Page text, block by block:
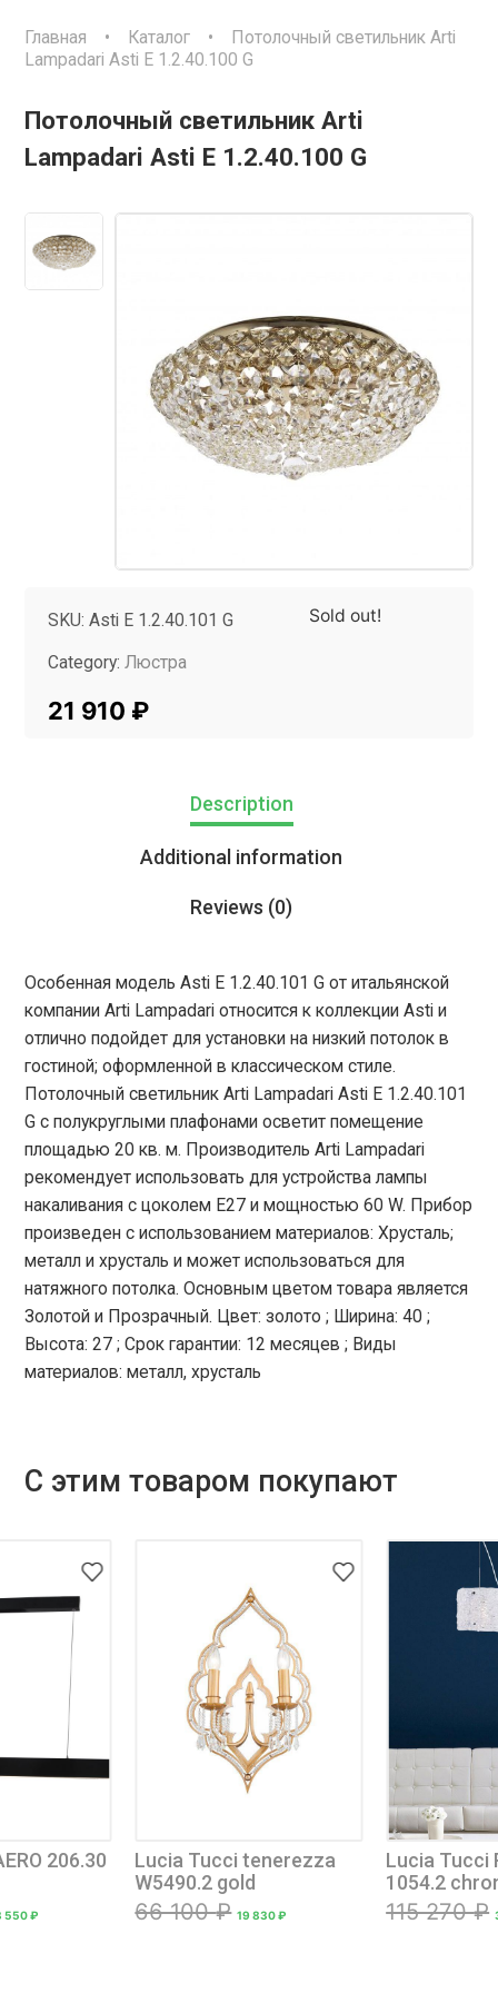
Главная • Каталог •
Потолочный светильник Arti
Lampadari Asti E 1.2.40.100 G
Потолочный светильник Arti
Lampadari Asti E 1.2.40.100 G
SKU: Asti E 1.2.40.101 G
Category: Люстра
Tag: InMyRoom
Sold out!
21 910 ₽
Description
Additional information
Reviews (0)
Особенная модель Asti E 1.2.40.101 G от итальянской
компании Arti Lampadari относится к коллекции Asti и
отлично подойдет для установки на низкий потолок в
гостиной; оформленной в классическом стиле.
Потолочный светильник Arti Lampadari Asti E 1.2.40.101
G с полукруглыми плафонами осветит помещение
площадью 20 кв. м. Производитель Arti Lampadari
рекомендует использовать для устройства лампы
накаливания с цоколем E27 и мощностью 60 W. Прибор
произведен с использованием материалов: Хрусталь;
металл и хрусталь и может использоваться для
натяжного потолка. Основным цветом товара является
Золотой и Прозрачный. Цвет: золото ; Ширина: 40 ;
Высота: 27 ; Срок гарантии: 12 месяцев ; Виды
материалов: металл, хрусталь
С этим товаром покупают